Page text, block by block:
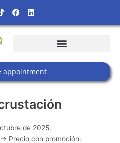
TiktokFacebook
Linkedin
appointment
de 2025.
Precio con promoción: